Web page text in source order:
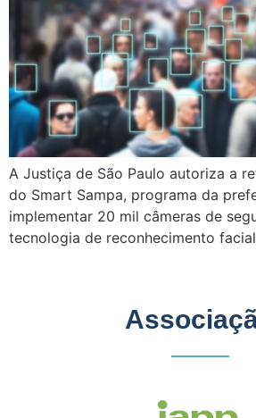
A Justiça de São Paulo autoriza a
do Smart Sampa, programa da
implementar 20 mil câmeras de
tecnologia de reconhecimento